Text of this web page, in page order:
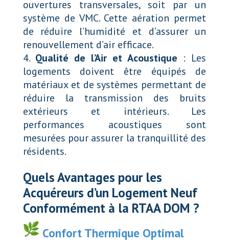
ouvertures transversales, soit par un
système de VMC. Cette aération permet
de réduire l’humidité et d’assurer un
renouvellement d’air efficace.
Qualité de l’Air et Acoustique : Les
logements doivent être équipés de
matériaux et de systèmes permettant de
réduire la transmission des bruits
extérieurs et intérieurs. Les
performances acoustiques sont
mesurées pour assurer la tranquillité des
résidents.
Quels Avantages pour les
Acquéreurs d’un Logement Neuf
Conformément à la RTAA DOM ?
Confort Thermique Optimal